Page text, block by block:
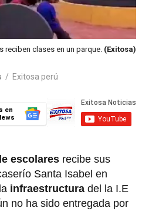
reciben clases en un parque. (Exitosa)
/ Exitosa perú
en
escolares recibe sus
Santa Isabel en
infraestructura del la I.E
no ha sido entregada por